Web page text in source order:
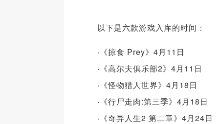
以下是六款游戏入库的时间：
·《掠食 Prey》4月11日
·《高尔夫俱乐部2》4月11日
·《怪物猎人世界》4月18日
·《行尸走肉:第三季》4月18日
·《奇异人生2 第二章》4月24日